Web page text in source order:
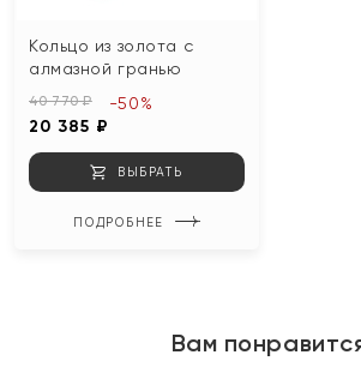
Кольцо из золота с
алмазной гранью
40 770 ₽
20 385 ₽
-50%
ВЫБРАТЬ
ПОДРОБНЕЕ
Вам